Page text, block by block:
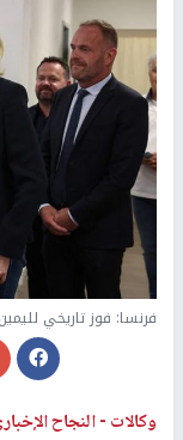
فرنسا: فوز تاريخي
وكالات -النجاح